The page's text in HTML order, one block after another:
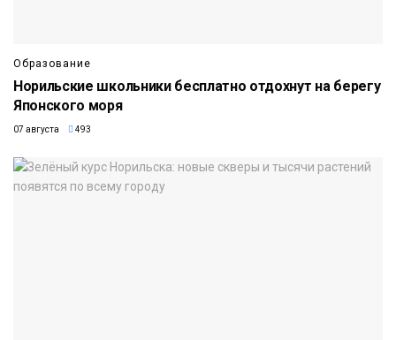
Образование
Норильские школьники бесплатно отдохнут на берегу
Японского моря
07 августа 493